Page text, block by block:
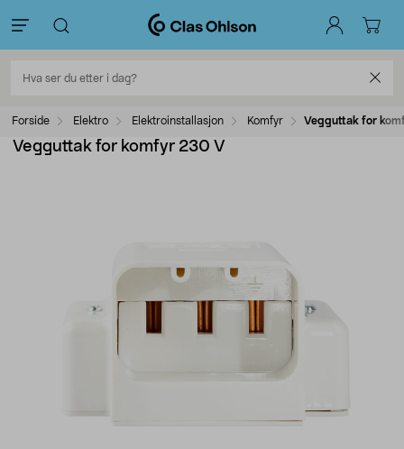
Forside Elektro Elektroinstallasjon Komfyr Vegguttak for
Vegguttak for komfyr 230 V